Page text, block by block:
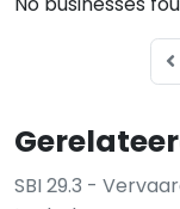
SBI 29.3 -